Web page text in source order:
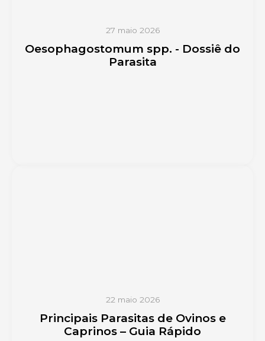
27 maio 2026
Oesophagostomum spp. - Dossiê do
Parasita
22 maio 2026
Principais Parasitas de Ovinos e
Caprinos – Guia Rápido